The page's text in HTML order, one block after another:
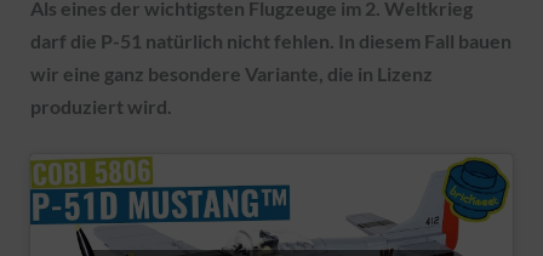
Als eines der wichtigsten Flugzeuge im 2. Weltkrieg
darf die P-51 natürlich nicht fehlen. In diesem Fall bauen
wir eine ganz besondere Variante, die in Lizenz
produziert wird.